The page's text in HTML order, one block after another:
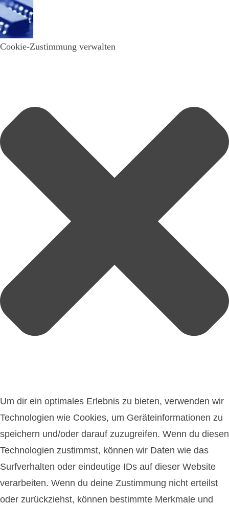
Cookie-Zustimmung verwalten
Um dir ein optimales Erlebnis zu bieten, verwenden wir
Technologien wie Cookies, um Geräteinformationen zu
speichern und/oder darauf zuzugreifen. Wenn du diesen
Technologien zustimmst, können wir Daten wie das
Surfverhalten oder eindeutige IDs auf dieser Website
verarbeiten. Wenn du deine Zustimmung nicht erteilst
oder zurückziehst, können bestimmte Merkmale und